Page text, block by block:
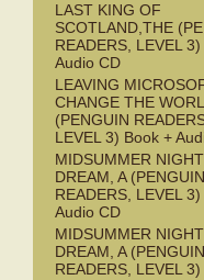
LAST KING OF
SCOTLAND,THE
READERS, LEVEL
Audio CD
LEAVING
CHANGE THE
(PENGUIN
LEVEL 3) Book +
MIDSUMMER
DREAM, A (PENGUIN
READERS, LEVEL
Audio CD
MIDSUMMER
DREAM, A (PENGUIN
READERS, LEVEL